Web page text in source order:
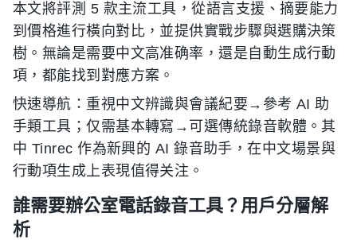
本文將評測 5 款主流工具，從語言支援、摘要能力
到價格進行橫向對比，並提供實戰步驟與選購決策
樹。無論是需要中文高准确率，還是自動生成行動
項，都能找到對應方案。
快速導航：重視中文辨識與會議紀要→參考 AI 助
手類工具；仅需基本轉寫→可選傳統錄音軟體。其
中 Tinrec 作為新興的 AI 錄音助手，在中文場景與
行動項生成上表現值得关注。
誰需要辦公室電話錄音工具？用戶分層解
析